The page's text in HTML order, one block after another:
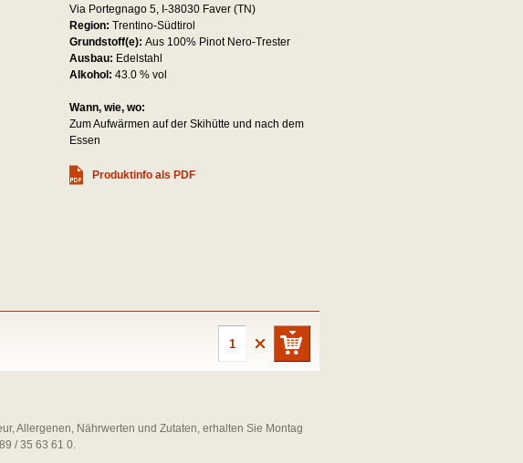
Via Portegnago 5, I-38030 Faver (TN)
Region: Trentino-Südtirol
Grundstoff(e): Aus 100% Pinot Nero-Trester
Ausbau: Edelstahl
Alkohol: 43.0 % vol
Wann, wie, wo:
Zum Aufwärmen auf der Skihütte und nach dem
Essen
Produktinfo als PDF
Allergenen, Nährwerten und Zutaten, erhalten Sie Montag
/ 35 63 61 0.